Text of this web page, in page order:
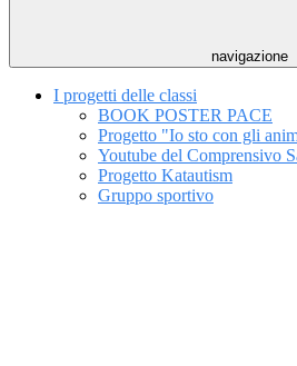
navigazione
I progetti delle classi
BOOK POSTER PACE
Progetto "Io sto con gli
Youtube del Comprensivo
Progetto Katautism
Gruppo sportivo